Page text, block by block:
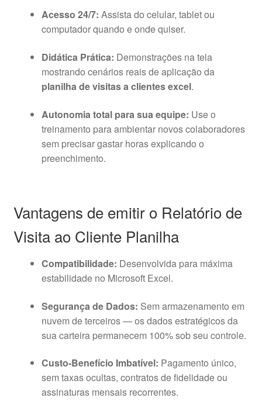
Acesso 24/7: Assista do celular, tablet ou
computador quando e onde quiser.
Didática Prática: Demonstrações na tela
mostrando cenários reais de aplicação da
planilha de visitas a clientes excel.
Autonomia total para sua equipe: Use o
treinamento para ambientar novos colaboradores
sem precisar gastar horas explicando o
preenchimento.
Vantagens de emitir o Relatório de
Visita ao Cliente Planilha
Compatibilidade: Desenvolvida para máxima
estabilidade no Microsoft Excel.
Segurança de Dados: Sem armazenamento em
nuvem de terceiros — os dados estratégicos da
sua carteira permanecem 100% sob seu controle.
Custo-Benefício Imbatível: Pagamento único,
sem taxas ocultas, contratos de fidelidade ou
assinaturas mensais recorrentes.